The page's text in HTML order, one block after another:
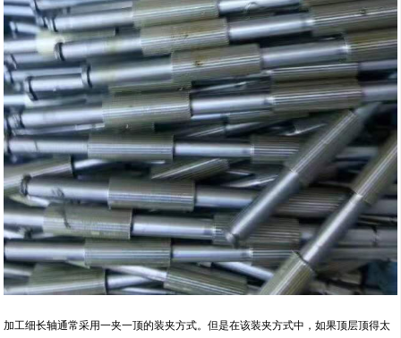
加工细长轴通常采用一夹一顶的装夹方式。但是在该装夹方式中，如果顶层顶得太